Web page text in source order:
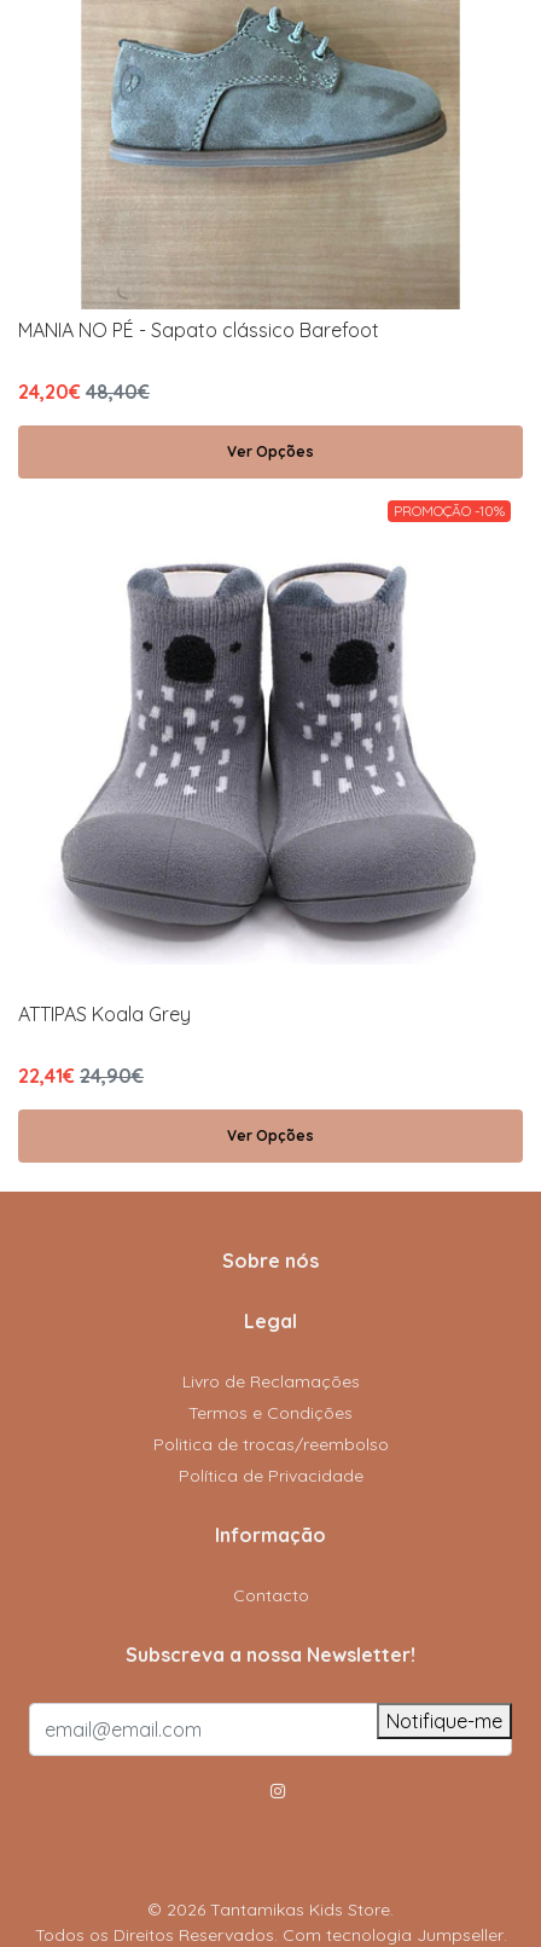
MANIA NO PÉ - Sapato clássico Barefoot
24,20€ 48,40€
Ver Opções
PROMOÇÃO -10%
ATTIPAS Koala Grey
22,41€ 24,90€
Ver Opções
Sobre nós
Legal
Livro de Reclamações
Termos e Condições
Politica de trocas/reembolso
Política de Privacidade
Informação
Contacto
Subscreva a nossa Newsletter!
Notifique-me
© 2026 Tantamikas Kids Store.
Todos os Direitos Reservados. Com tecnologia Jumpseller.